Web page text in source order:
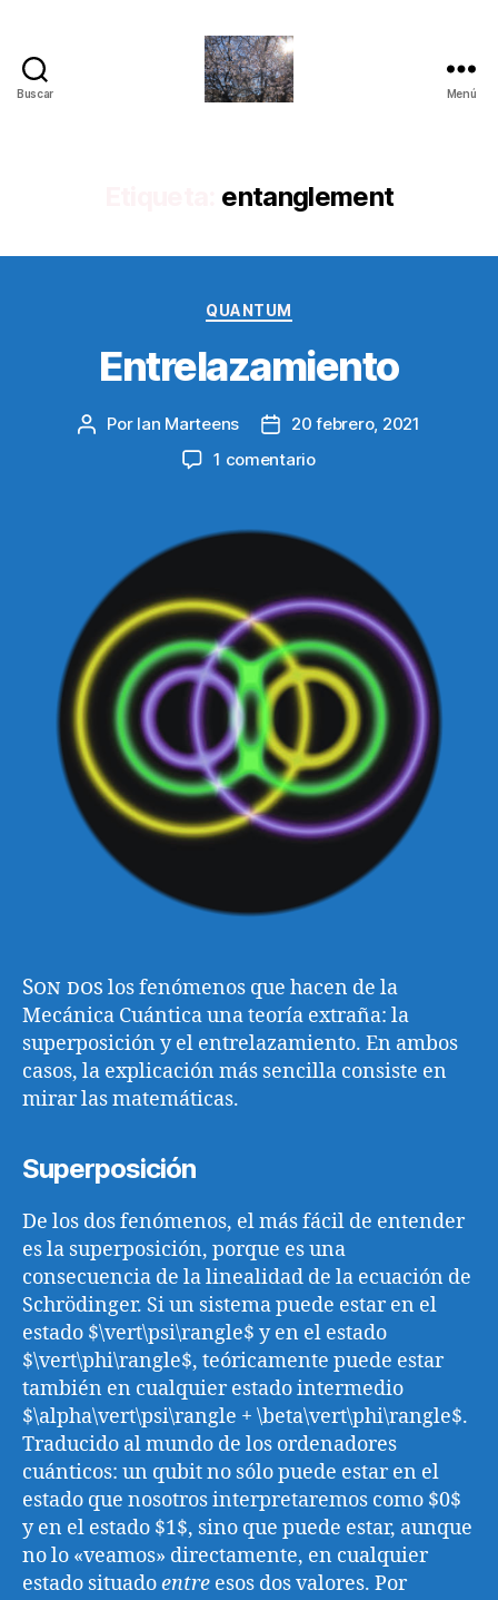
Buscar Menú
entanglement
Categorías
QUANTUM
Entrelazamiento
Autor
Por Ian Marteens
Fecha20 febrero, 2021
1 comentarioen
Son dos los fenómenos que hacen de la
Mecánica Cuántica una teoría extraña: la
superposición y el entrelazamiento. En ambos
casos, la explicación más sencilla consiste en
mirar las matemáticas.
Superposición
De los dos fenómenos, el más fácil de entender
es la superposición, porque es una
consecuencia de la linealidad de la ecuación de
Schrödinger. Si un sistema puede estar en el
estado $\vert\psi\rangle$ y en el estado
$\vert\phi\rangle$, teóricamente puede estar
también en cualquier estado intermedio
$\alpha\vert\psi\rangle + \beta\vert\phi\rangle$.
Traducido al mundo de los ordenadores
cuánticos: un qubit no sólo puede estar en el
estado que nosotros interpretaremos como $0$
y en el estado $1$, sino que puede estar, aunque
no lo «veamos» directamente, en cualquier
estado situadoentre esos dos valores. Por